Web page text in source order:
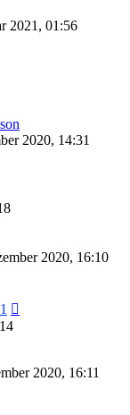
2021, 01:56
2020, 14:31
2020, 16:10
2020, 16:11